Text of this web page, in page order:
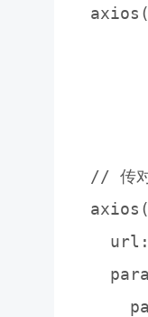
// 传对